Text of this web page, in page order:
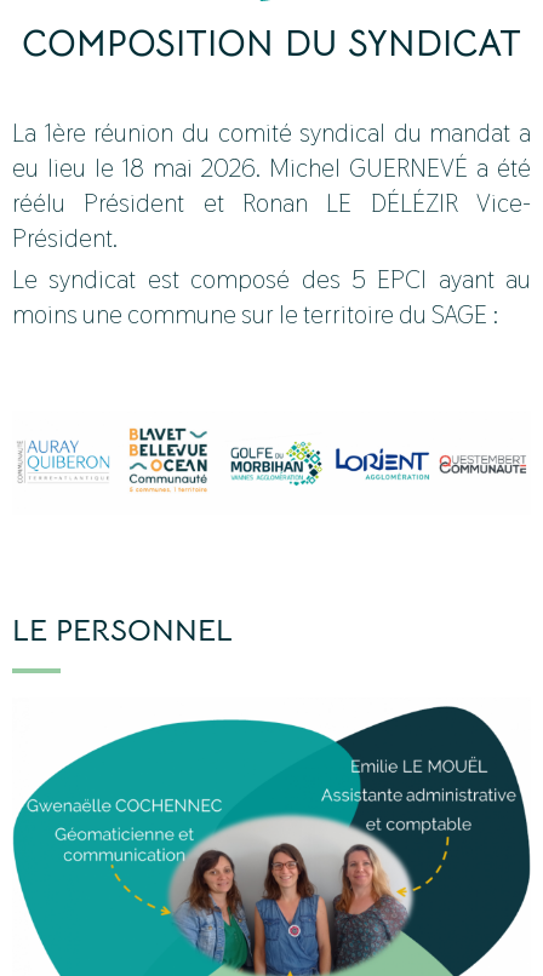
COMPOSITION DU SYNDICAT
La 1ère réunion du comité syndical du mandat a
eu lieu le 18 mai 2026. Michel GUERNEVÉ a été
réélu Président et Ronan LE DÉLÉZIR Vice-
Président.
Le syndicat est composé des 5 EPCI ayant au
moins une commune sur le territoire du SAGE :
LE PERSONNEL